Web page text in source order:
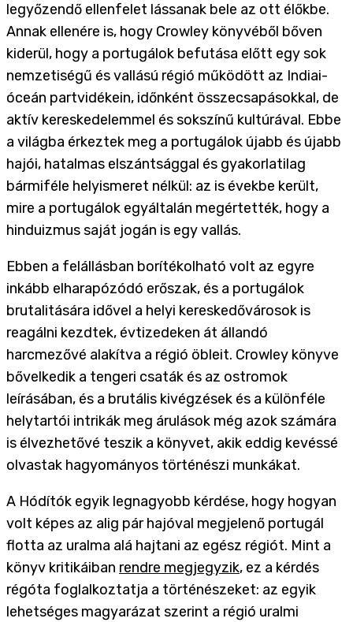
legyőzendő ellenfelet lássanak bele az ott élőkbe.
Annak ellenére is, hogy Crowley könyvéből bőven
kiderül, hogy a portugálok befutása előtt egy sok
nemzetiségű és vallású régió működött az Indiai-
óceán partvidékein, időnként összecsapásokkal, de
aktív kereskedelemmel és sokszínű kultúrával. Ebbe
a világba érkeztek meg a portugálok újabb és újabb
hajói, hatalmas elszántsággal és gyakorlatilag
bármiféle helyismeret nélkül: az is évekbe került,
mire a portugálok egyáltalán megértették, hogy a
hinduizmus saját jogán is egy vallás.
Ebben a felállásban borítékolható volt az egyre
inkább elharapózódó erőszak, és a portugálok
brutalitására idővel a helyi kereskedővárosok is
reagálni kezdtek, évtizedeken át állandó
harcmezővé alakítva a régió öbleit. Crowley könyve
bővelkedik a tengeri csaták és az ostromok
leírásában, és a brutális kivégzések és a különféle
helytartói intrikák meg árulások még azok számára
is élvezhetővé teszik a könyvet, akik eddig kevéssé
olvastak hagyományos történészi munkákat.
A Hódítók egyik legnagyobb kérdése, hogy hogyan
volt képes az alig pár hajóval megjelenő portugál
flotta az uralma alá hajtani az egész régiót. Mint a
könyv kritikáiban rendre megjegyzik, ez a kérdés
régóta foglalkoztatja a történészeket: az egyik
lehetséges magyarázat szerint a régió uralmi